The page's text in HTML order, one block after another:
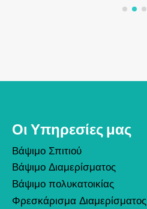
Οι Υπηρεσίες μας
Βάψιμο Σπιτιού
Βάψιμο Διαμερίσματος
Βάψιμο πολυκατοικίας
Φρεσκάρισμα Διαμερίσματος